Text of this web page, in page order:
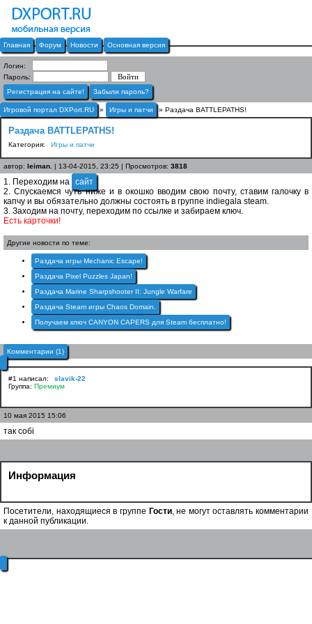
Главная Форум Новости Основная версия
Логин:
Пароль:
Регистрация на сайте!
Забыли пароль?
Игровой портал DXPort.RU » Игры и патчи » Раздача BATTLEPATHS!
Раздача BATTLEPATHS!
Категория: Игры и патчи
автор: leiman. | 13-04-2015, 23:25 | Просмотров: 3818
1. Переходим на сайт
2. Спускаемся чуть ниже и в окошко вводим свою почту, ставим галочку в
капчу и вы обязательно должны состоять в группе indiegala steam.
3. Заходим на почту, переходим по ссылке и забираем ключ.
Eсть карточки!
Другие новости по теме:
Раздача игры Mechanic Escape!
Раздача Pixel Puzzles Japan!
Раздача Marine Sharpshooter II: Jungle Warfare
Раздача Steam игры Chaos Domain.
Получаем ключ CANYON CAPERS для Steam бесплатно!
Комментарии (1)
#1 написал:
slavik-22
Группа: Премиум
10 мая 2015 15:06
так собі
Информация
Посетители, находящиеся в группе Гости, не могут оставлять комментарии
к данной публикации.